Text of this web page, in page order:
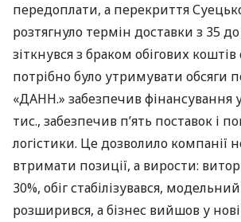
передоплати, а перекриття
розтягнуло термін доставки з 35
зіткнувся з браком обігових
потрібно було утримувати обсяги
«ДАНН.» забезпечив фінансування
тис., забезпечив п’ять поставок і
логістики. Це дозволило компанії
втримати позиції, а вирости:
30%, обіг стабілізувався,
розширився, а бізнес вийшов у